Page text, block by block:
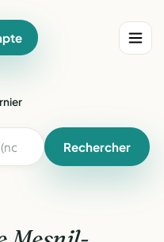
Rechercher